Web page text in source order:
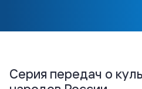
Серия передач о